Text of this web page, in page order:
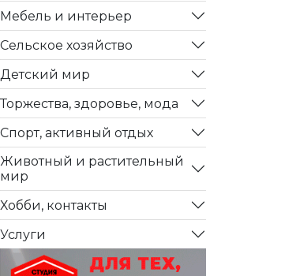
Мебель и интерьер
Сельское хозяйство
Детский мир
Торжества, здоровье, мода
Спорт, активный отдых
Животный и растительный
мир
Хобби, контакты
Услуги